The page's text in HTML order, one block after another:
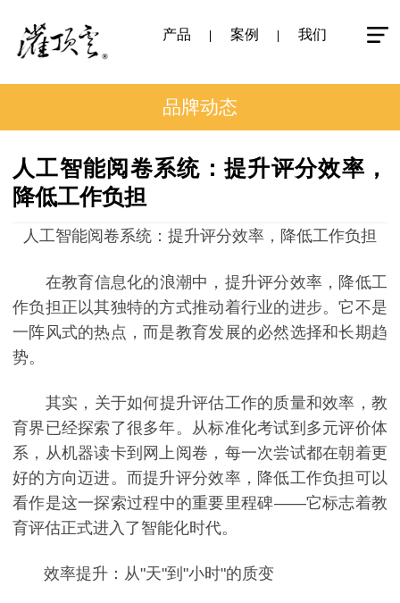
产品 案例 我们
品牌动态
人工智能阅卷系统：提升评分效率，
降低工作负担
人工智能阅卷系统：提升评分效率，降低工作负担
在教育信息化的浪潮中，提升评分效率，降低工
作负担正以其独特的方式推动着行业的进步。它不是
一阵风式的热点，而是教育发展的必然选择和长期趋
势。
其实，关于如何提升评估工作的质量和效率，教
育界已经探索了很多年。从标准化考试到多元评价体
系，从机器读卡到网上阅卷，每一次尝试都在朝着更
好的方向迈进。而提升评分效率，降低工作负担可以
看作是这一探索过程中的重要里程碑——它标志着教
育评估正式进入了智能化时代。
效率提升：从"天"到"小时"的质变